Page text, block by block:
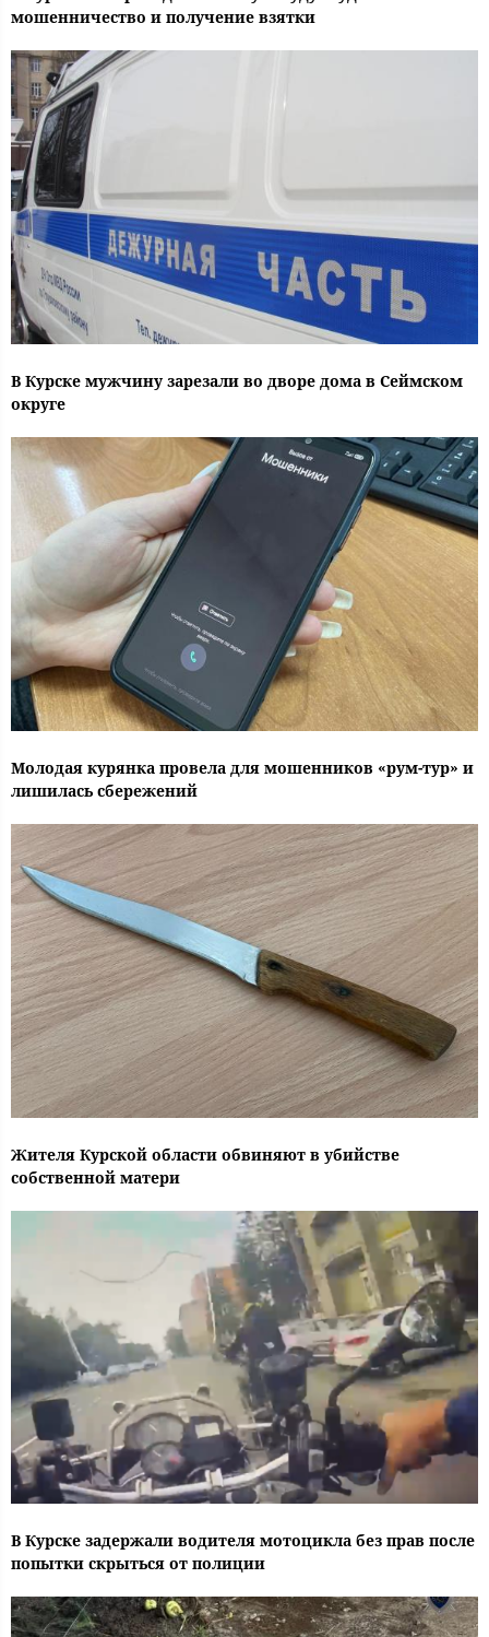
мошенничество и получение взятки
В Курске мужчину зарезали во дворе дома в Сеймском
округе
Молодая курянка провела для мошенников «рум-тур» и
лишилась сбережений
Жителя Курской области обвиняют в убийстве
собственной матери
В Курске задержали водителя мотоцикла без прав после
попытки скрыться от полиции